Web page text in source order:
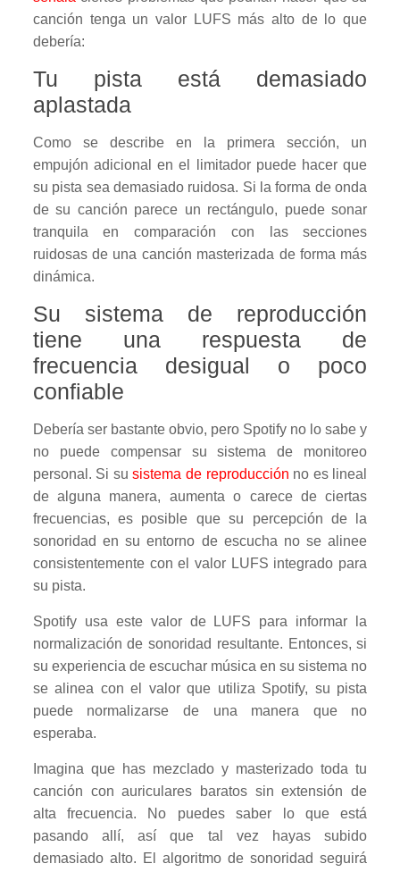
canción tenga un valor LUFS más alto de lo que
debería:
Tu pista está demasiado
aplastada
Como se describe en la primera sección, un
empujón adicional en el limitador puede hacer que
su pista sea demasiado ruidosa. Si la forma de onda
de su canción parece un rectángulo, puede sonar
tranquila en comparación con las secciones
ruidosas de una canción masterizada de forma más
dinámica.
Su sistema de reproducción
tiene una respuesta de
frecuencia desigual o poco
confiable
Debería ser bastante obvio, pero Spotify no lo sabe y
no puede compensar su sistema de monitoreo
personal. Si susistema de reproducción no es lineal
de alguna manera, aumenta o carece de ciertas
frecuencias, es posible que su percepción de la
sonoridad en su entorno de escucha no se alinee
consistentemente con el valor LUFS integrado para
su pista.
Spotify usa este valor de LUFS para informar la
normalización de sonoridad resultante. Entonces, si
su experiencia de escuchar música en su sistema no
se alinea con el valor que utiliza Spotify, su pista
puede normalizarse de una manera que no
esperaba.
Imagina que has mezclado y masterizado toda tu
canción con auriculares baratos sin extensión de
alta frecuencia. No puedes saber lo que está
pasando allí, así que tal vez hayas subido
demasiado alto. El algoritmo de sonoridad seguirá